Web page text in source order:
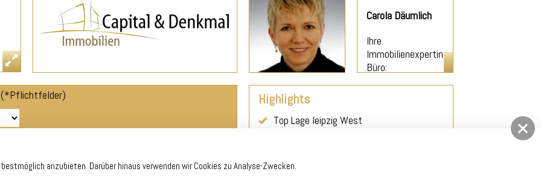
Geschichte, Fortschritt
für das gelungene
und Kultur.Nach der
Architektur in
Ausstattung und
Rechnung tragen. Alle
Trittschall und
Holzparkett ausgelegt.
Eine Video-
Carola Däumlich
Ihre
Immobilienexpertin
Büro:
(*Pflichtfelder)
Highlights
Top Lage leipzig West
Fussbodenheizung
anzubieten. Darüber hinaus verwenden wir Cookies zu Analyse-Zwecken.